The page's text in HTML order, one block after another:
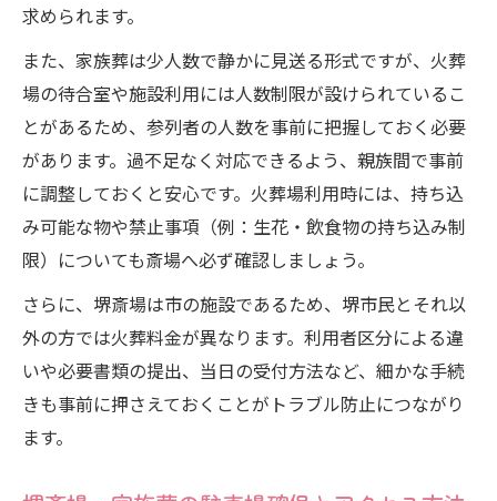
求められます。
また、家族葬は少人数で静かに見送る形式ですが、火葬
場の待合室や施設利用には人数制限が設けられているこ
とがあるため、参列者の人数を事前に把握しておく必要
があります。過不足なく対応できるよう、親族間で事前
に調整しておくと安心です。火葬場利用時には、持ち込
み可能な物や禁止事項（例：生花・飲食物の持ち込み制
限）についても斎場へ必ず確認しましょう。
さらに、堺斎場は市の施設であるため、堺市民とそれ以
外の方では火葬料金が異なります。利用者区分による違
いや必要書類の提出、当日の受付方法など、細かな手続
きも事前に押さえておくことがトラブル防止につながり
ます。